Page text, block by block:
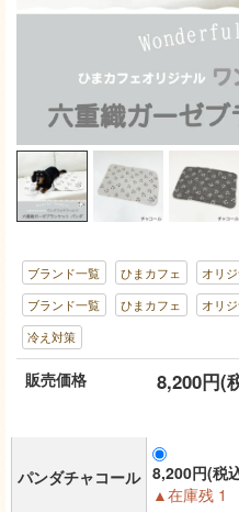
ブランド一覧 ひまカフェ
オリ
ブランド一覧
ひまカフェ オリ
冷え対策
販売価格 8,200円(
パンダチャコール 8,200円(税
▲在庫残 1